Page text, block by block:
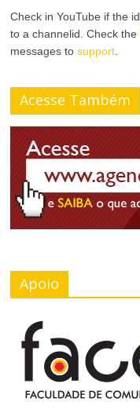
r
A
t
o
n
t
r
a
r
T
a
a
o
Check in YouTube if the id
to a channelid. Check the
messages tosupport
Acesse Também
Apoio